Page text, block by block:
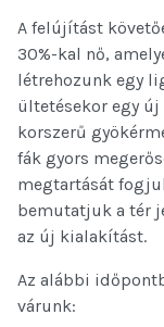
A felújítást
30%-kal nő,
létrehozunk egy
ültetésekor egy
korszerű
fák gyors
megtartását
bemutatjuk a tér
az új kialakítást.
Az alábbi
várunk: